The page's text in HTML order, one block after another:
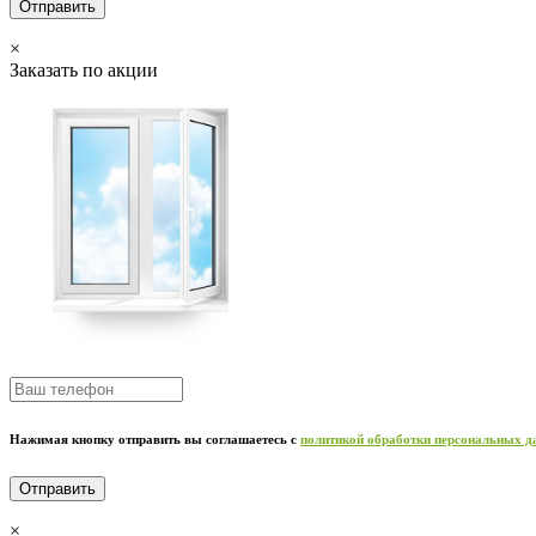
×
Заказать по акции
Нажимая кнопку отправить вы соглашаетесь с политикой обработки персональных
×